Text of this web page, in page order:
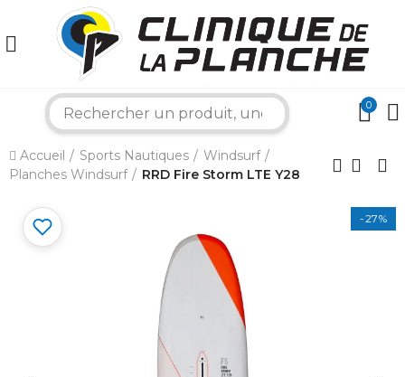
0
Accueil Sports Nautiques
Windsurf
Planches Windsurf
RRD Fire Storm LTE Y28
-27%